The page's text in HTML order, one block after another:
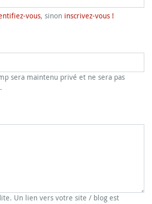
vous, sinon inscrivez-vous !
sera maintenu privé et ne sera pas
Un lien vers votre site / blog est